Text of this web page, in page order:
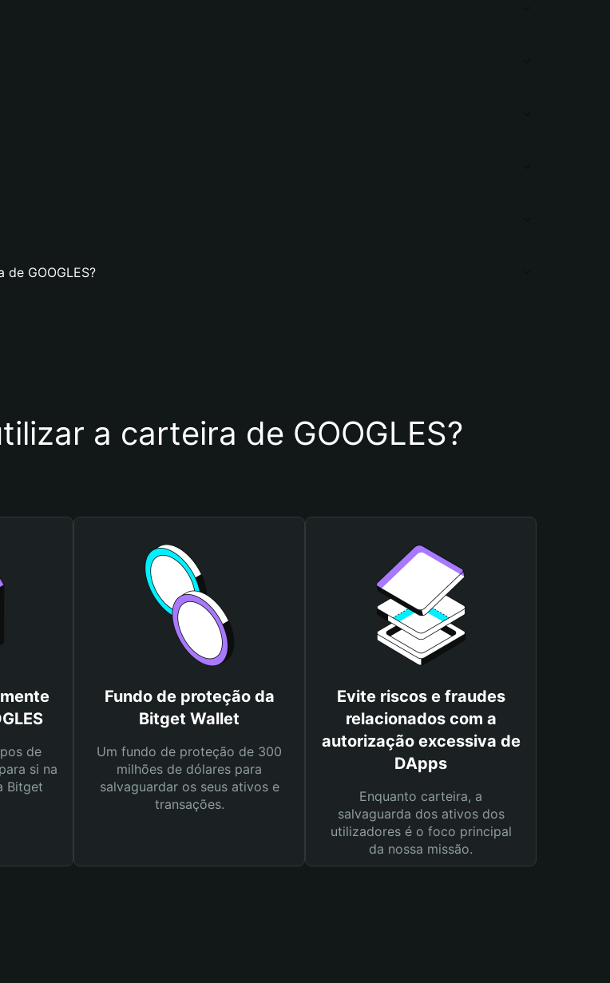
GOOGLES?
a carteira de GOOGLES?
de
si na
Bitget
Fundo de proteção da
Bitget Wallet
Um fundo de proteção de 300
milhões de dólares para
salvaguardar os seus ativos e
transações.
Evite riscos e fraudes
relacionados com a
autorização excessiva de
DApps
Enquanto carteira, a
salvaguarda dos ativos dos
utilizadores é o foco principal
da nossa missão.